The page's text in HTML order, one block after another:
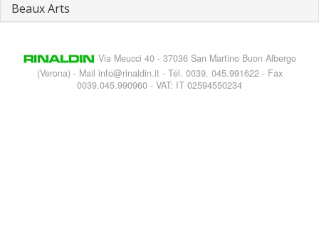
Beaux Arts
Via Meucci 40 - 37036 San Martino Buon Albergo
(Verona) - Mail info@rinaldin.it - Tél. 0039. 045.991622 - Fax
0039.045.990960 - VAT: IT 02594550234